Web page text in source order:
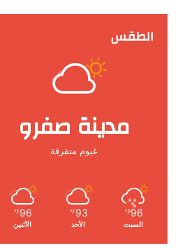
الطقس
مدينة صفرو
غيوم متفرقة
96
℉
السبت
93
℉
الأحد
96
℉
الأثنين